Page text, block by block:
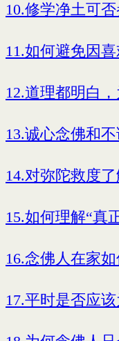
10.修学净土可
11.如何避免因
12.道理都明白
13.诚心念佛和
14.对弥陀救度
15.如何理解“真
16.念佛人在家
17.平时是否应